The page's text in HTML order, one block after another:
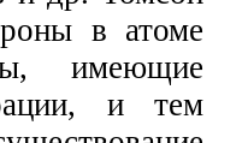
в атоме
имеющие
и тем